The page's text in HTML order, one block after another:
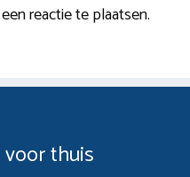
reactie te plaatsen.
thuis